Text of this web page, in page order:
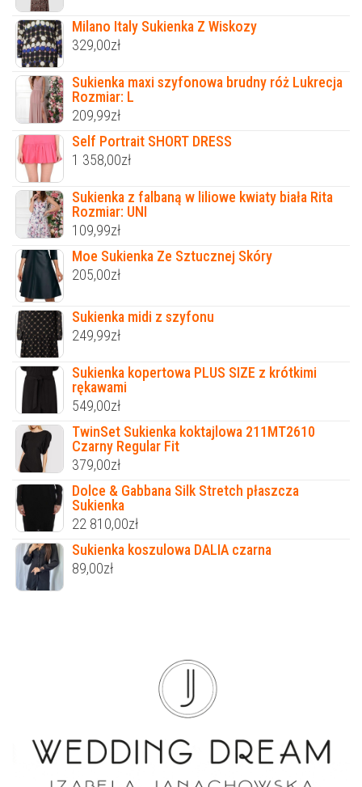
Milano Italy Sukienka Z Wiskozy
329,00zł
Sukienka maxi szyfonowa brudny róż Lukrecja
Rozmiar: L
209,99zł
Self Portrait SHORT DRESS
1 358,00zł
Sukienka z falbaną w liliowe kwiaty biała Rita
Rozmiar: UNI
109,99zł
Moe Sukienka Ze Sztucznej Skóry
205,00zł
Sukienka midi z szyfonu
249,99zł
Sukienka kopertowa PLUS SIZE z krótkimi
rękawami
549,00zł
TwinSet Sukienka koktajlowa 211MT2610
Czarny Regular Fit
379,00zł
Dolce & Gabbana Silk Stretch płaszcza
Sukienka
22 810,00zł
Sukienka koszulowa DALIA czarna
89,00zł